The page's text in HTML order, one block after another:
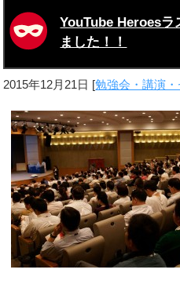
YouTube Heroesラ
ました！！
2015年12月21日 [勉強会・講演